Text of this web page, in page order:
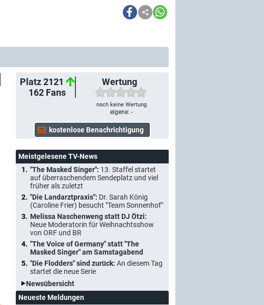
Platz 2121
162 Fans
Wertung
noch keine Wertung
eigene: -
Meistgelesene TV-News
"The Masked Singer": 13. Staffel startet
auf überraschendem Sendeplatz und viel
früher als zuletzt
"Die Landarztpraxis": Dr. Sarah König
(Caroline Frier) besucht "Team Sonnenhof"
Melissa Naschenweng statt DJ Ötzi:
Neue Moderatorin für Weihnachtsshow
von ORF und BR
"The Voice of Germany" statt "The
Masked Singer" am Samstagabend
"Die Flodders" sind zurück: An diesem Tag
startet die neue Serie
Newsübersicht
Neueste Meldungen